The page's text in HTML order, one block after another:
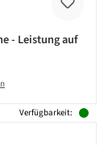
- Leistung auf
Verfügbarkeit: